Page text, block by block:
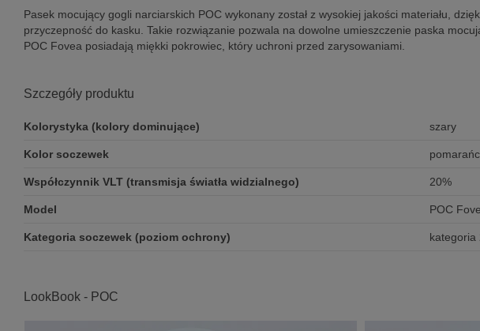
Pasek mocujący gogli narciarskich POC wykonany został z wysokiej jakości materiału,
przyczepność do kasku. Takie rozwiązanie pozwala na dowolne umieszczenie paska
POC Fovea posiadają miękki pokrowiec, który uchroni przed zarysowaniami.
Szczegóły produktu
Kolorystyka (kolory dominujące) szary
Kolor soczewek
Współczynnik VLT (transmisja światła widzialnego) 20%
Model POC
Kategoria soczewek (poziom ochrony) kategoria
LookBook - POC